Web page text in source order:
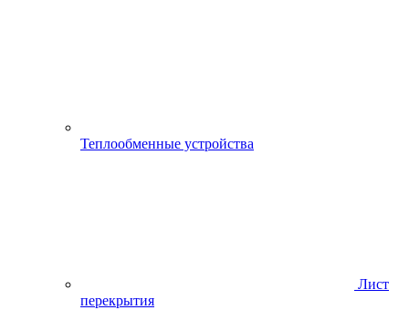
Теплообменные устройства
Лист
перекрытия